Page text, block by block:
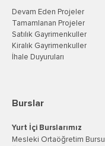
Devam Eden Projeler
Tamamlanan Projeler
Satılık Gayrimenkuller
Kiralık Gayrimenkuller
İhale Duyuruları
Burslar
Yurt İçi Burslarımız
Mesleki Ortaöğretim Bursu